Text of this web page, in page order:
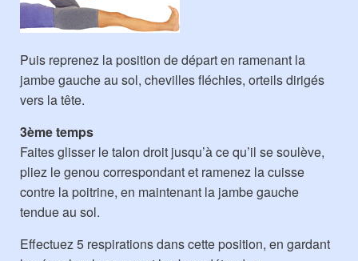
Puis reprenez la position de départ en ramenant la
jambe gauche au sol, chevilles fléchies, orteils dirigés
vers la tête.
3ème temps
Faites glisser le talon droit jusqu’à ce qu’il se soulève,
pliez le genou correspondant et ramenez la cuisse
contre la poitrine, en maintenant la jambe gauche
tendue au sol.
Effectuez 5 respirations dans cette position, en gardant